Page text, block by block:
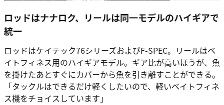
ロッドはナナロク、リールは同一モデルのハイギアで
統一
ロッドはケイテック76シリーズおよびF-SPEC。リールはベ
イトフィネス用のハイギアモデル。ギア比が高いほうが、魚
を掛けたあとすぐにカバーから魚を引き離すことができる。
「タックルはできるだけ軽くしたいので、軽いベイトフィネ
ス機をチョイスしています」